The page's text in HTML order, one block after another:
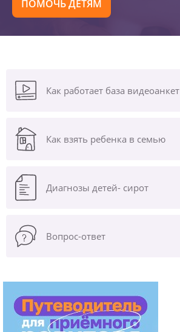
ПОМОЧЬ ДЕТЯМ
Как работает база видеоанкет
Как взять ребенка в семью
Диагнозы детей- сирот
Вопрос-ответ